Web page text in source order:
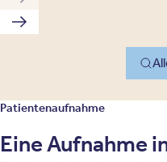
Vorherige Klinik
Nächste Klinik
Patientenaufnahme
Eine Aufnahme